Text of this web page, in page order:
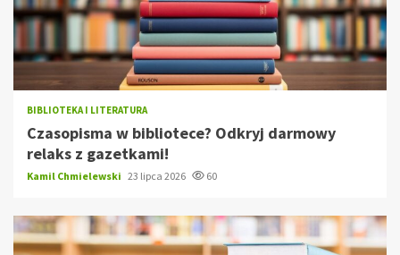
BIBLIOTEKA I LITERATURA
Czasopisma w bibliotece? Odkryj darmowy
relaks z gazetkami!
Kamil Chmielewski 23 lipca 2026 60